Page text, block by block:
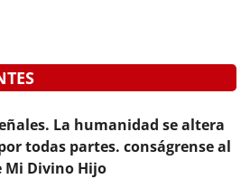
La humanidad se altera
todas partes. conságrense al
Mi Divino Hijo